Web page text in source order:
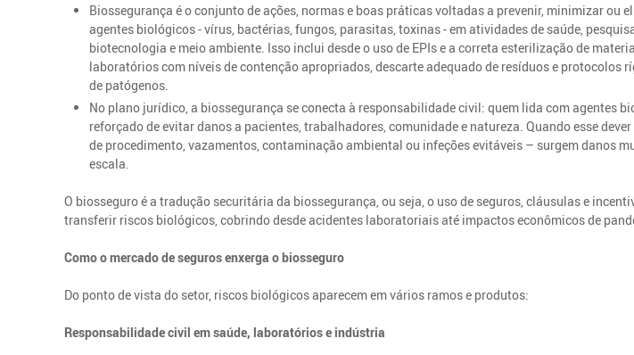
Biossegurança é o conjunto de ações, normas e boas práticas voltadas a prevenir, minimizar ou
agentes biológicos - vírus, bactérias, fungos, parasitas, toxinas - em atividades de saúde,
biotecnologia e meio ambiente. Isso inclui desde o uso de EPIs e a correta esterilização de
laboratórios com níveis de contenção apropriados, descarte adequado de resíduos e protocolos
de patógenos.
No plano jurídico, a biossegurança se conecta à responsabilidade civil: quem lida com agentes
reforçado de evitar danos a pacientes, trabalhadores, comunidade e natureza. Quando esse
de procedimento, vazamentos, contaminação ambiental ou infeções evitáveis – surgem danos
escala.
O biosseguro é a tradução securitária da biossegurança, ou seja, o uso de seguros, cláusulas e
transferir riscos biológicos, cobrindo desde acidentes laboratoriais até impactos econômicos de
Como o mercado de seguros enxerga o biosseguro
Do ponto de vista do setor, riscos biológicos aparecem em vários ramos e produtos:
Responsabilidade civil em saúde, laboratórios e indústria